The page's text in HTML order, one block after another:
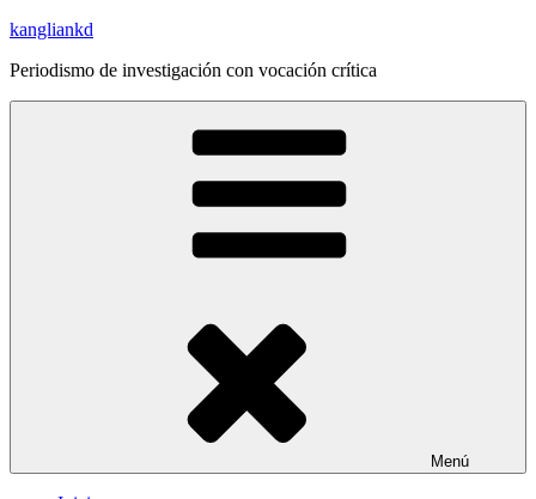
Saltar
contenido
kangliankd
Periodismo de investigación con vocación crítica
Menú